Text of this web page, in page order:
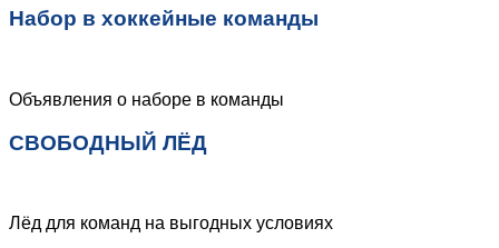
Набор в хоккейные команды
Объявления о наборе в команды
СВОБОДНЫЙ ЛЁД
Лёд для команд на выгодных условиях